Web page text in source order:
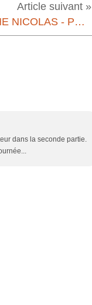
Article suivant »
📚 CHRISTOPHE NICOLAS - PROJET HARMONIE (2012)
dans la seconde partie.